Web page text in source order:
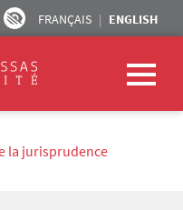
FRANÇAIS ENGLISH
la jurisprudence